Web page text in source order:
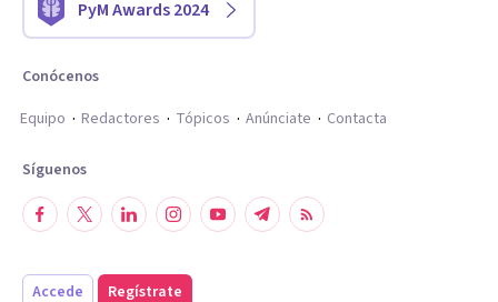
PyM Awards 2024
Conócenos
Equipo
Redactores Tópicos Anúnciate Contacta
Síguenos
Accede Regístrate